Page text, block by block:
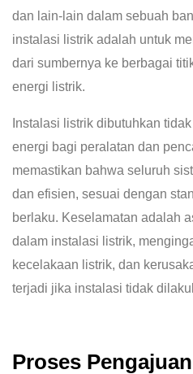
dan lain-lain dalam sebuah
instalasi listrik adalah untuk
dari sumbernya ke berbagai
energi listrik.
Instalasi listrik dibutuhkan
energi bagi peralatan dan
memastikan bahwa seluruh
dan efisien, sesuai dengan
berlaku. Keselamatan adalah
dalam instalasi listrik,
kecelakaan listrik, dan
terjadi jika instalasi tidak
Proses